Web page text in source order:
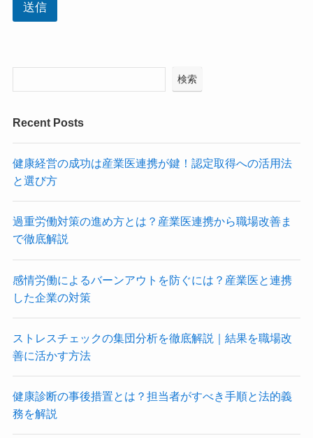
送信
検索
Recent Posts
健康経営の成功は産業医連携が鍵！認定取得への活用法
と選び方
過重労働対策の進め方とは？産業医連携から職場改善ま
で徹底解説
感情労働によるバーンアウトを防ぐには？産業医と連携
した企業の対策
ストレスチェックの集団分析を徹底解説｜結果を職場改
善に活かす方法
健康診断の事後措置とは？担当者がすべき手順と法的義
務を解説